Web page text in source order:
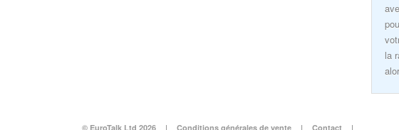
la
© EuroTalk Ltd 2026 | Conditions générales de vente | Contact |